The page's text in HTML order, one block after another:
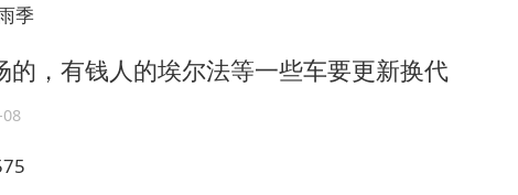
季
的，有钱人的埃尔法等一些车要更新换代